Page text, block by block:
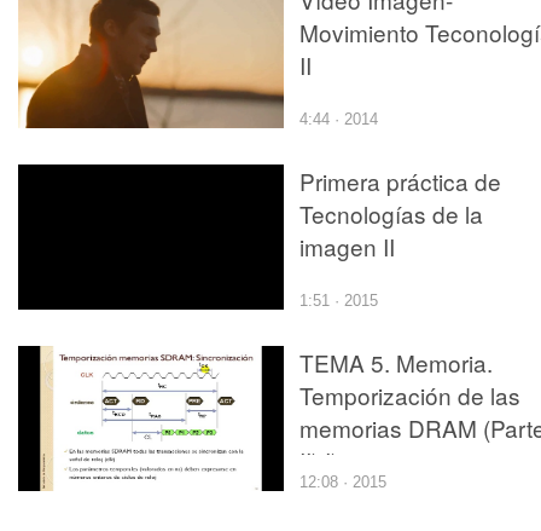
Movimiento
II
4:44 · 2014
Primera práctica de
Tecnologías de la
imagen II
1:51 · 2015
TEMA 5. Memoria.
Temporización de las
memorias DRAM
II) I)
12:08 · 2015